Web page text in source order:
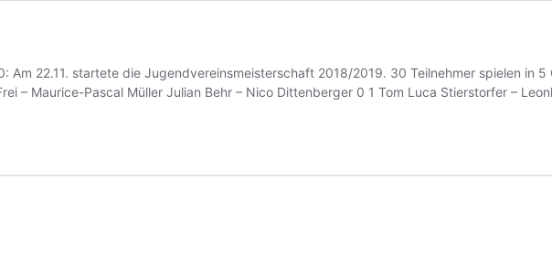
22.11. startete die Jugendvereinsmeisterschaft 2018/2019. 30 Teilnehmer spielen in
– Maurice-Pascal Müller Julian Behr – Nico Dittenberger 0 1 Tom Luca Stierstorfer –